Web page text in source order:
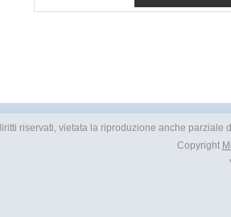
riservati, vietata la riproduzione anche
Copyright